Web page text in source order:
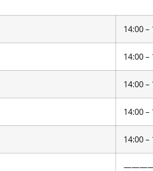
14:00 –
14:00 –
14:00 –
14:00 –
14:00 –